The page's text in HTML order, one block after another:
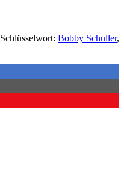
Schlüsselwort: Bobby Schuller,